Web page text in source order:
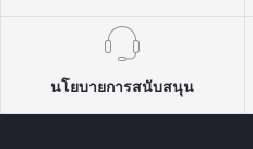
นโยบายการสนับสนุน